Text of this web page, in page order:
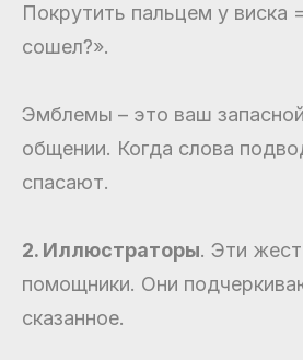
Покрутить пальцем у виска
сошел?».
Эмблемы – это ваш
общении. Когда слова
спасают.
2. Иллюстраторы. Эти
помощники. Они
сказанное.